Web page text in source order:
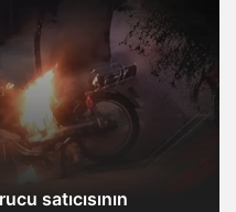
satıcısının